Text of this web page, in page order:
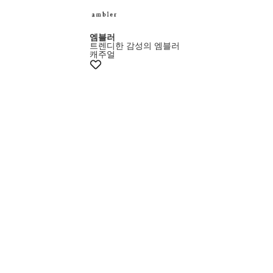
엠블러
트렌디한 감성의 엠블러
캐주얼